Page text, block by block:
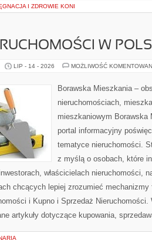
I ZDROWIE KONI
W
LIP - 14 - 2026 MOŻLIWOŚĆ
Borawska Mieszkania –
nieruchomościach,
mieszkaniowym Borawska
portal informacyjny
tematyce nieruchomości.
z myślą o osobach, które
właścicielach nieruchomości,
chcących lepiej zrozumieć mechanizmy
i Kupno i Sprzedaż
artykuły dotyczące kupowania,